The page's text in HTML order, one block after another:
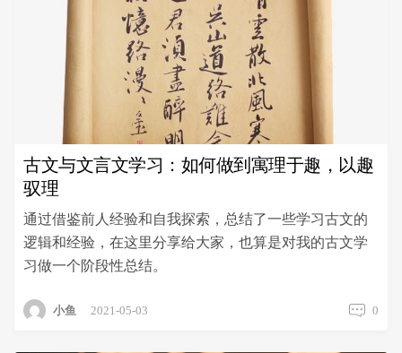
古文与文言文学习：如何做到寓理于趣，以趣
驭理
通过借鉴前人经验和自我探索，总结了一些学习古文的
逻辑和经验，在这里分享给大家，也算是对我的古文学
习做一个阶段性总结。
小鱼 2021-05-03 0